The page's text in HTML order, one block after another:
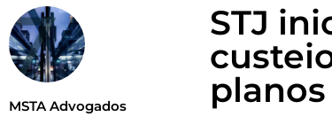
MSTA Advogados
STJ